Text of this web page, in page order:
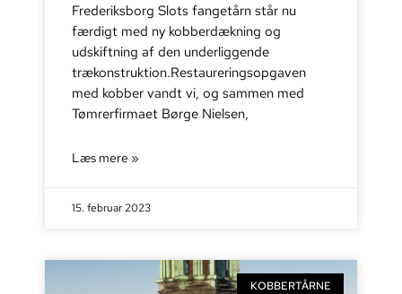
Frederiksborg Slots fangetårn står nu
færdigt med ny kobberdækning og
udskiftning af den underliggende
trækonstruktion.Restaureringsopgaven
med kobber vandt vi, og sammen med
Tømrerfirmaet Børge Nielsen,
Læs mere »
15. februar 2023
KOBBERTÅRNE